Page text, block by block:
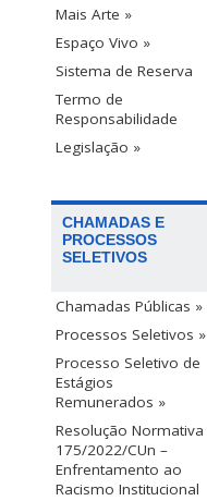
Mais Arte »
Espaço Vivo »
Sistema de Reserva
Termo de
Responsabilidade
Legislação »
CHAMADAS E
PROCESSOS
SELETIVOS
Chamadas Públicas »
Processos Seletivos »
Processo Seletivo de
Estágios
Remunerados »
Resolução Normativa
175/2022/CUn –
Enfrentamento ao
Racismo Institucional